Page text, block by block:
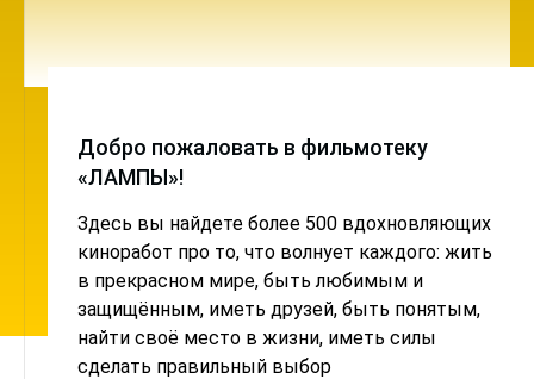
Добро пожаловать в фильмотеку
«ЛАМПЫ»!
Здесь вы найдете более 500 вдохновляющих
киноработ про то, что волнует каждого: жить
в прекрасном мире, быть любимым и
защищённым, иметь друзей, быть понятым,
найти своё место в жизни, иметь силы
сделать правильный выбор